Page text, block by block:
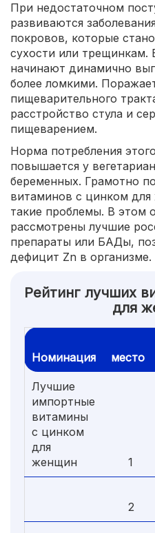
При недостаточном
развиваются
покровов, которые
сухости или трещинкам.
начинают динамично
более ломкими.
пищеварительного
расстройство стула и
пищеварением.
Норма потребления
повышается у
беременных. Грамотно
витаминов с цинком
такие проблемы. В этом
рассмотрены лучшие
препараты или БАДы,
дефицит Zn в организме.
Рейтинг лучших
для
Номинация место
Лучшие
импортные
витамины
с цинком
для
женщин
1
2